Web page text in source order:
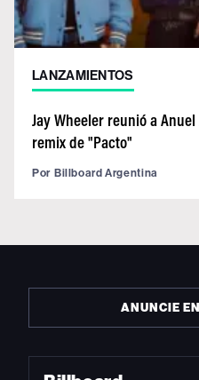
LANZAMIENTOS
Jay Wheeler reunió a
remix de "Pacto"
Por Billboard Argentina
ANUNCIE